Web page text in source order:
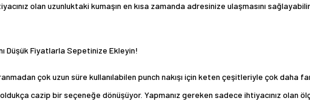
olan uzunluktaki kumaşın en kısa zamanda adresinize ulaşmasını
Düşük Fiyatlarla Sepetinize Ekleyin!
çok uzun süre kullanılabilen punch nakışı için keten çeşitleriyle çok daha
cazip bir seçeneğe dönüşüyor. Yapmanız gereken sadece ihtiyacınız olan